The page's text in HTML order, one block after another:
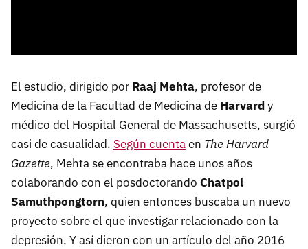
El estudio, dirigido por Raaj Mehta, profesor de
Medicina de la Facultad de Medicina de Harvardy
médico del Hospital General de Massachusetts, surgió
casi de casualidad. Según cuentaen The Harvard
Gazette, Mehta se encontraba hace unos años
colaborando con el posdoctorando Chatpol
Samuthpongtorn, quien entonces buscaba un nuevo
proyecto sobre el que investigar relacionado con la
depresión. Y así dieron con un artículo del año 2016